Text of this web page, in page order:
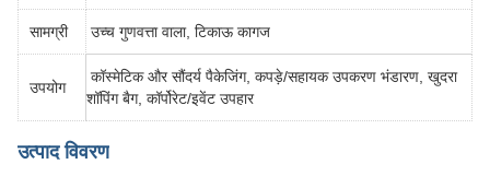
सामग्री उच्च गुणवत्ता वाला, टिकाऊ कागज
उपयोग
कॉस्मेटिक और सौंदर्य पैकेजिंग, कपड़े/सहायक उपकरण भंडारण, खुदरा
शॉपिंग बैग, कॉर्पोरेट/इवेंट उपहार
उत्पाद विवरण